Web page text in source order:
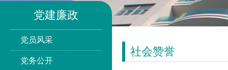
党建廉政
党员风采
党务公开
社会赞誉